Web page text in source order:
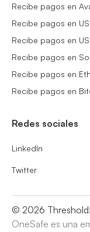
Recibe pagos en
Recibe pagos en
Recibe pagos en
Recibe pagos en
Recibe pagos en
Recibe pagos en
Redes sociales
LinkedIn
Twitter
© 2026
OneSafe es una